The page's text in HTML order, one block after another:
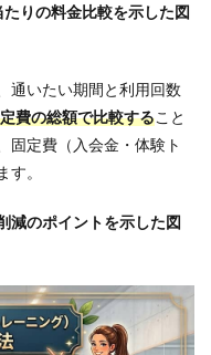
たりの料金比較を示した図
通いたい期間と利用回数
費の総額で比較すること
固定費（入会金・体験ト
。
減のポイントを示した図